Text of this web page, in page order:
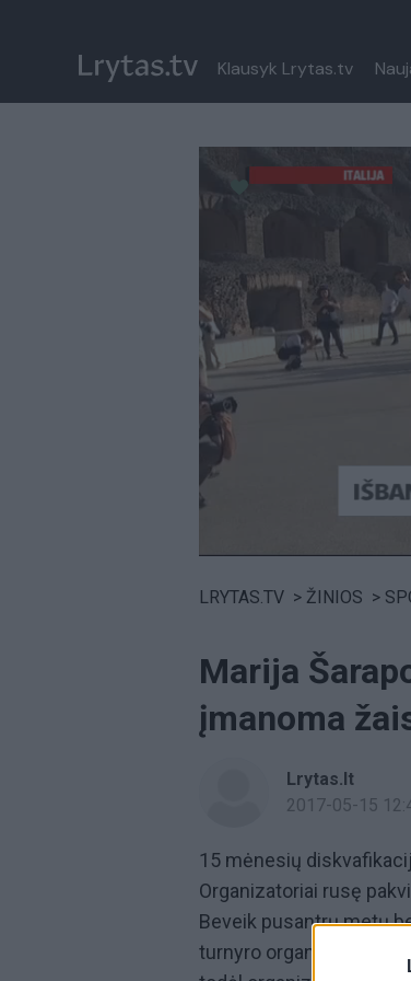
Klausyk Lrytas.tv
Paremkite Ukrainą
LRYTAS.TV > ŽINIOS >
Marija
įmanoma
Lrytas.lt
2017-05-15
15 mėnesių
Organizatoriai rusę
Beveik pusantrų metų
turnyro organizatorių.